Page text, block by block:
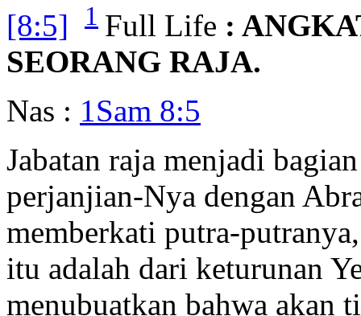
[8:5]
1 Full Life :
SEORANG RAJA.
Nas : 1Sam 8:5
Jabatan raja menjadi
perjanjian-Nya dengan
memberkati putra-
itu adalah dari keturunan
menubuatkan bahwa akan